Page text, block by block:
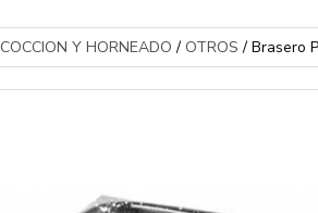
COCCION Y HORNEADO / OTROS / Brasero